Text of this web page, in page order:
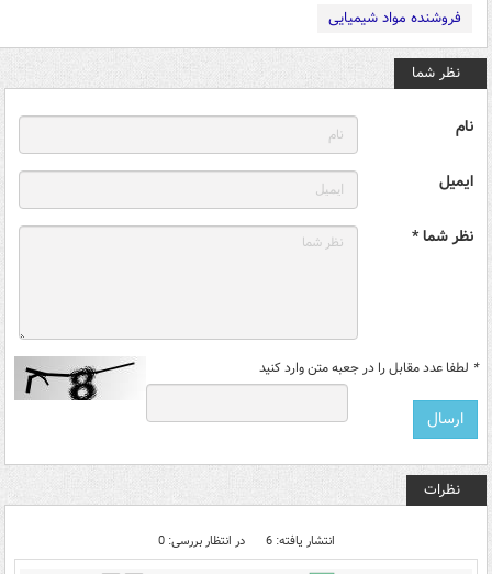
فروشنده مواد شیمیایی
نظر شما
نام
ایمیل
نظر شما *
* لطفا عدد مقابل را در جعبه متن وارد کنید
نظرات
انتشار یافته: 6 در انتظار بررسی: 0